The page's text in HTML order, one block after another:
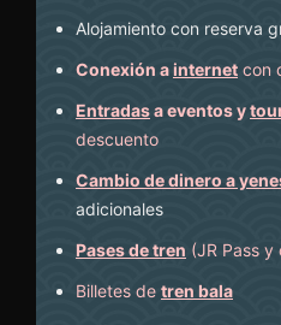
Alojamiento con reserva
Conexión ainternet con
Entradasa eventos y
descuento
Cambio de dinero a
adicionales
Pases de tren (JR Pass y
Billetes de tren bala